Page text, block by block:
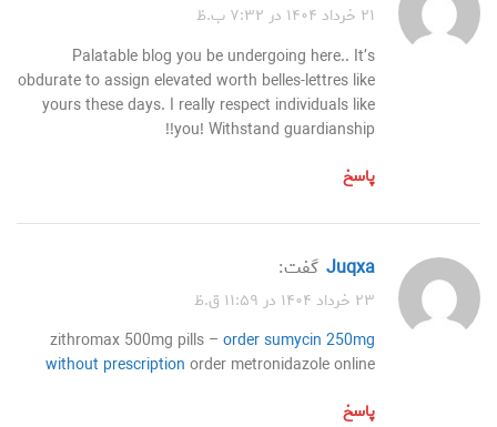
۲۱ خرداد ۱۴۰۴ در ۷:۳۲ ب.ظ
Palatable blog you be undergoing here.. It’s
obdurate to assign elevated worth belles-lettres like
yours these days. I really respect individuals like
you! Withstand guardianship!!
پاسخ
juqxa گفت:
۲۳ خرداد ۱۴۰۴ در ۱۱:۵۹ ق.ظ
zithromax 500mg pills – order sumycin 250mg
without prescription order metronidazole online
پاسخ